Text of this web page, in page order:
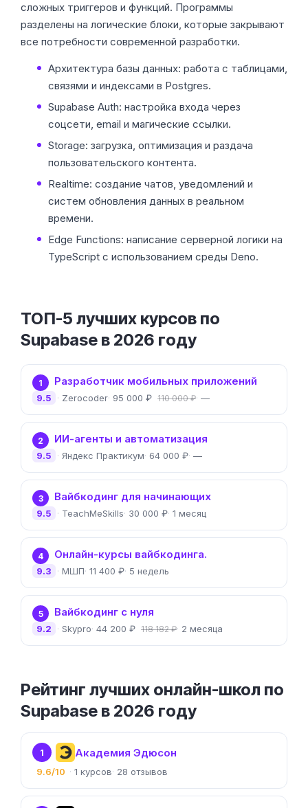
сложных триггеров и функций. Программы
разделены на логические блоки, которые закрывают
все потребности современной разработки.
Архитектура базы данных: работа с таблицами,
связями и индексами в Postgres.
Supabase Auth: настройка входа через
соцсети, email и магические ссылки.
Storage: загрузка, оптимизация и раздача
пользовательского контента.
Realtime: создание чатов, уведомлений и
систем обновления данных в реальном
времени.
Edge Functions: написание серверной логики на
TypeScript с использованием среды Deno.
ТОП-5 лучших курсов по
Supabase в 2026 году
1 Разработчик мобильных приложений
Zerocoder 95 000 ₽ 110 000 ₽ —
9.5
2 ИИ-агенты и автоматизация
Яндекс Практикум 64 000 ₽ —
9.5
3 Вайбкодинг для начинающих
TeachMeSkills 30 000 ₽ 1 месяц
9.5
4 Онлайн-курсы вайбкодинга.
МШП 11 400 ₽ 5 недель
9.3
5 Вайбкодинг с нуля
Skypro 44 200 ₽ 118 182 ₽ 2 месяца
9.2
Рейтинг лучших онлайн-школ по
Supabase в 2026 году
1 Академия Эдюсон
9.6/10 1 28